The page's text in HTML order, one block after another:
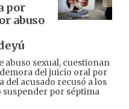
por
abuso
abuso sexual, cuestionan
del juicio oral por
del acusado recusó a los
por séptima